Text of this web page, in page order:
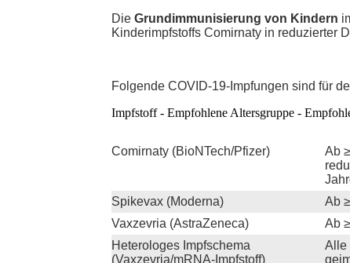
Die Grundimmunisierung von Kindern
Kinderimpfstoffs Comirnaty in reduzierter
Folgende COVID-19-Impfungen sind für
Impfstoff - Empfohlene Altersgruppe -
Comirnaty (BioNTech/Pfizer)
Ab
Spikevax (Moderna) Ab
Vaxzevria (AstraZeneca)
Ab
Heterologes Impfschema
(Vaxzevria/mRNA-Impfstoff)
Alle